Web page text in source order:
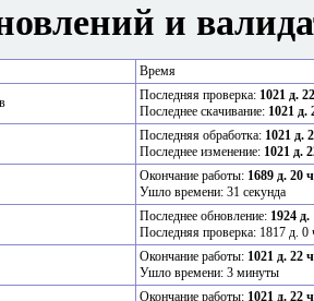
и
Время
Последняя проверка: 1021 д.
Последнее скачивание: 1021 д.
Последняя обработка: 1021 д.
Последнее изменение: 1021 д.
Окончание работы: 1689 д. 20
Ушло времени: 31 секунда
Последнее обновление: 1924 д.
Последняя проверка: 1817 д. 0
Окончание работы: 1021 д. 22
Ушло времени: 3 минуты
Окончание работы: 1021 д. 22